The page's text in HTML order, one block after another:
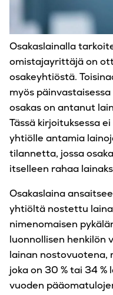
Osakaslainalla
omistajayrittäjä on
osakeyhtiöstä.
myös
osakas on antanut
Tässä kirjoituksessa
yhtiölle antamia
tilannetta, jossa
itselleen rahaa
Osakaslaina
yhtiöltä nostettu
nimenomaisen
luonnollisen henkilön
lainan nostovuotena,
joka on 30 % tai 34
vuoden